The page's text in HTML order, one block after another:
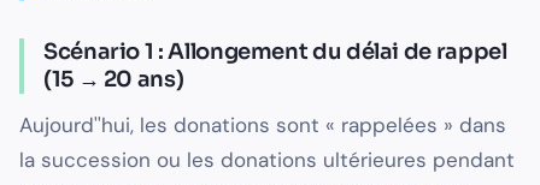
Scénario 1 : Allongement du délai de rappel
(15 → 20 ans)
Aujourd''hui, les donations sont « rappelées » dans
la succession ou les donations ultérieures pendant